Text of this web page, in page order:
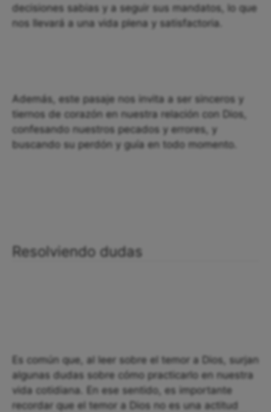
decisiones sabias y a seguir sus mandatos, lo que
nos llevará a una vida plena y satisfactoria.
Además, este pasaje nos invita a ser sinceros y
tiernos de corazón en nuestra relación con Dios,
confesando nuestros pecados y errores, y
buscando su perdón y guía en todo momento.
Resolviendo dudas
Es común que, al leer sobre el temor a Dios, surjan
algunas dudas sobre cómo practicarlo en nuestra
vida cotidiana. En ese sentido, es importante
recordar que el temor a Dios no es una actitud